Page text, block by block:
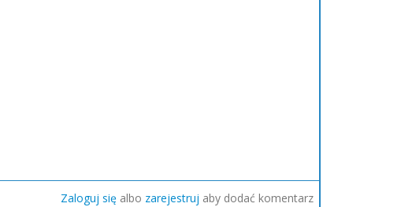
Zaloguj się albo zarejestruj aby dodać komentarz